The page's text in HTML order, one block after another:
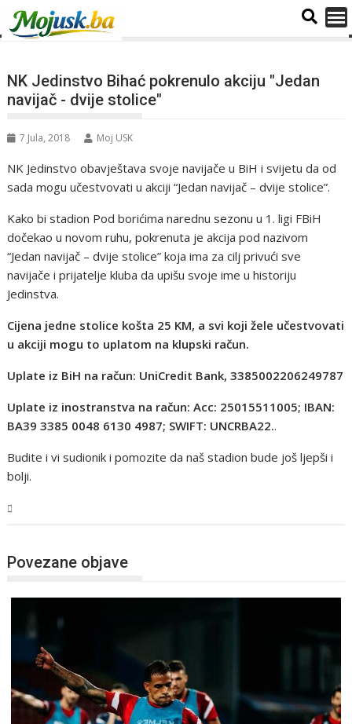
NK Jedinstvo Bihać pokrenulo akciju "Jedan
navijač - dvije stolice"
7 Jula, 2018 Moj USK
NK Jedinstvo obavještava svoje navijače u BiH i svijetu da od
sada mogu učestvovati u akciji “Jedan navijač – dvije stolice”.
Kako bi stadion Pod borićima narednu sezonu u 1. ligi FBiH
dočekao u novom ruhu, pokrenuta je akcija pod nazivom
“Jedan navijač – dvije stolice” koja ima za cilj privući sve
navijače i prijatelje kluba da upišu svoje ime u historiju
Jedinstva.
Cijena jedne stolice košta 25 KM, a svi koji žele učestvovati
u akciji mogu to uplatom na klupski račun.
Uplate iz BiH na račun: UniCredit Bank, 3385002206249787
Uplate iz inostranstva na račun: Acc: 25015511005; IBAN:
BA39 3385 0048 6130 4987; SWIFT: UNCRBA22..
Budite i vi sudionik i pomozite da naš stadion bude još ljepši i
bolji.
Povezane objave